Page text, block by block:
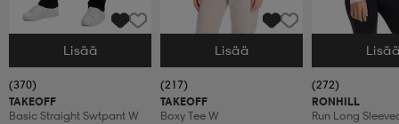
Valitse Koko
Lisää
(370)
TAKEOFF
Basic Straight Swtpant W
Valitse Koko
Lisää
(217)
TAKEOFF
Boxy Tee W
Valitse Koko
(272)
RONHILL
Run Long